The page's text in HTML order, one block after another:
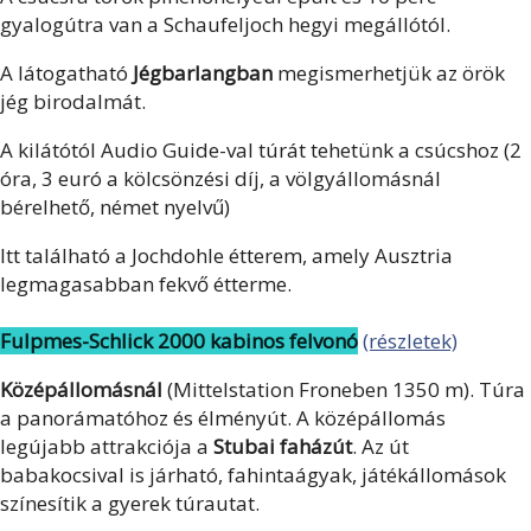
gyalogútra van a Schaufeljoch hegyi megállótól.
A látogatható Jégbarlangban megismerhetjük az örök
jég birodalmát.
A kilátótól Audio Guide-val túrát tehetünk a csúcshoz (2
óra, 3 euró a kölcsönzési díj, a völgyállomásnál
bérelhető, német nyelvű)
Itt található a Jochdohle étterem, amely Ausztria
legmagasabban fekvő étterme.
Fulpmes-Schlick 2000 kabinos felvonó(részletek)
Középállomásnál (Mittelstation Froneben 1350 m). Túra
a panorámatóhoz és élményút. A középállomás
legújabb attrakciója a Stubai faházút. Az út
babakocsival is járható, fahintaágyak, játékállomások
színesítik a gyerek túrautat.